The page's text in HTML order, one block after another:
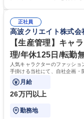
正社員
高波クリエイト株式会
【生産管理】キャ
理/年休125日/転勤
人気キャラクターのファッシ
手掛ける当社にて、自社企画・
けるやりがいのあるポジション
月給
26万円以上
勤務地